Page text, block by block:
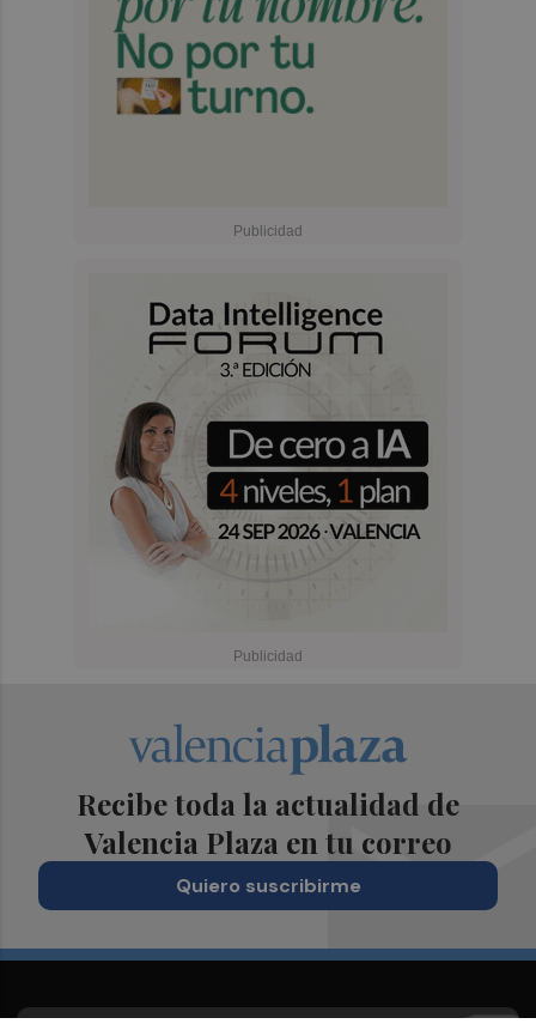
Recibe toda la actualidad de
Valencia Plaza en tu correo
Quiero suscribirme